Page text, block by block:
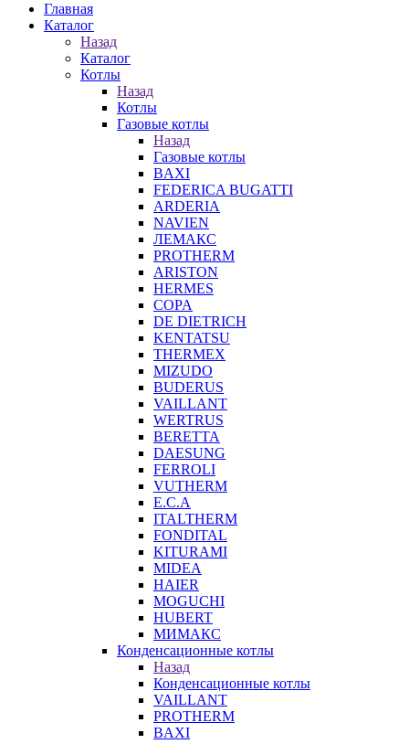
Главная
Каталог
Назад
Каталог
Котлы
Назад
Котлы
Газовые котлы
Назад
Газовые котлы
BAXI
FEDERICA BUGATTI
ARDERIA
NAVIEN
ЛЕМАКС
PROTHERM
ARISTON
HERMES
COPA
DE DIETRICH
KENTATSU
THERMEX
MIZUDO
BUDERUS
VAILLANT
WERTRUS
BERETTA
DAESUNG
FERROLI
VUTHERM
E.C.A
ITALTHERM
FONDITAL
KITURAMI
MIDEA
HAIER
MOGUCHI
HUBERT
МИМАКС
Конденсационные котлы
Назад
Конденсационные котлы
VAILLANT
PROTHERM
BAXI